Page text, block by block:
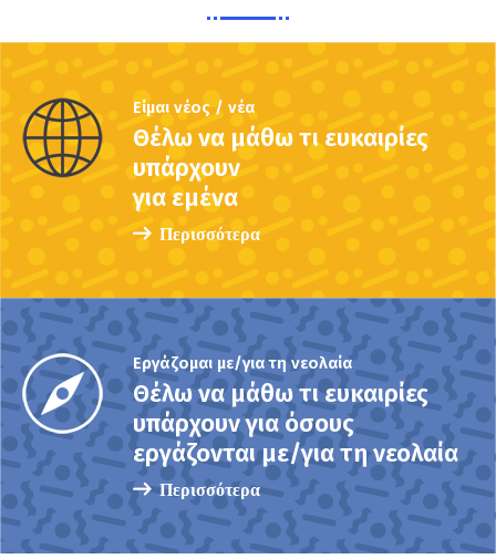
Είμαι νέος / νέα
Θέλω να μάθω τι ευκαιρίες
υπάρχουν
για εμένα
Περισσότερα
Εργάζομαι με/για τη νεολαία
Θέλω να μάθω τι ευκαιρίες
υπάρχουν για όσους
εργάζονται με/για τη νεολαία
Περισσότερα